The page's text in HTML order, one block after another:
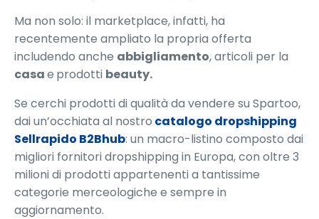
Ma non solo: il marketplace, infatti, ha
recentemente ampliato la propria offerta
includendo anche abbigliamento, articoli per la
casae prodotti beauty.
Se cerchi prodotti di qualità da vendere su Spartoo,
dai un’occhiata al nostro catalogo dropshipping
Sellrapido B2Bhub: un macro-listino composto dai
migliori fornitori dropshipping in Europa, con oltre 3
milioni di prodotti appartenenti a tantissime
categorie merceologiche e sempre in
aggiornamento.